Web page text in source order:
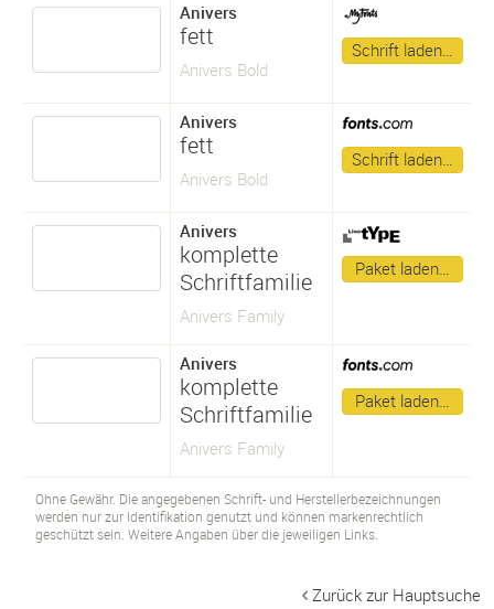
Anivers
fett
Anivers Bold
Schrift laden…
Anivers
fett
Anivers Bold
Schrift laden…
Anivers
komplette
Schriftfamilie
Anivers Family
Paket laden…
Anivers
komplette
Schriftfamilie
Anivers Family
Paket laden…
Ohne Gewähr. Die angegebenen Schrift- und Herstellerbezeichnungen
werden nur zur Identifikation genutzt und können markenrechtlich
geschützt sein. Weitere Angaben über die jeweiligen Links.
Zurück zur Hauptsuche